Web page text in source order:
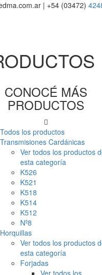
| +54 (03472)
CONOCÉ MÁS
PRODUCTOS
Todos los productos
Transmisiones Cardánicas
Ver todos los productos
esta categoría
K526
K521
K518
K514
K512
Nº8
Horquillas
Ver todos los productos
esta categoría
Forjadas
Ver todos los